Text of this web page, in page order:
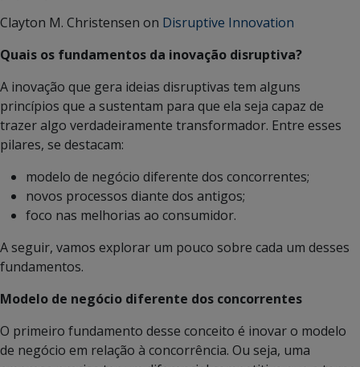
Clayton M. Christensen on Disruptive Innovation
Quais os fundamentos da inovação disruptiva?
A inovação que gera ideias disruptivas tem alguns
princípios que a sustentam para que ela seja capaz de
trazer algo verdadeiramente transformador. Entre esses
pilares, se destacam:
modelo de negócio diferente dos concorrentes;
novos processos diante dos antigos;
foco nas melhorias ao consumidor.
A seguir, vamos explorar um pouco sobre cada um desses
fundamentos.
Modelo de negócio diferente dos concorrentes
O primeiro fundamento desse conceito é inovar o modelo
de negócio em relação à concorrência. Ou seja, uma